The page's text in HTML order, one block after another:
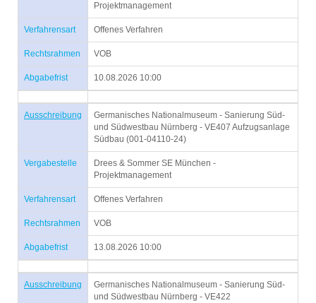
Projektmanagement
Verfahrensart Offenes Verfahren
Rechtsrahmen VOB
Abgabefrist 10.08.2026 10:00
Ausschreibung
Germanisches Nationalmuseum - Sanierung Süd-
und Südwestbau Nürnberg - VE407 Aufzugsanlage
Südbau (001-04110-24)
Vergabestelle
Drees & Sommer SE München -
Projektmanagement
Verfahrensart Offenes Verfahren
Rechtsrahmen VOB
Abgabefrist 13.08.2026 10:00
Ausschreibung
Germanisches Nationalmuseum - Sanierung Süd-
und Südwestbau Nürnberg - VE422